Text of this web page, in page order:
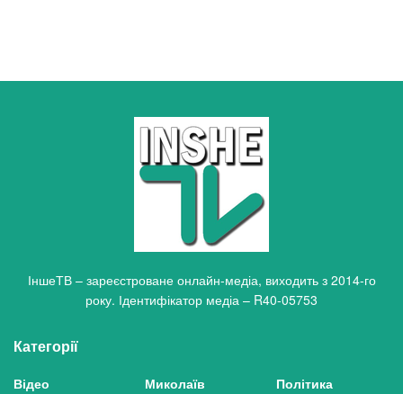
ІншеТВ – зареєстроване онлайн-медіа, виходить з 2014-го
року. Ідентифікатор медіа – R40-05753
Категорії
Відео
Миколаїв
Політика